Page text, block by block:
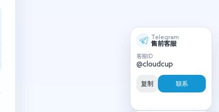
Telegram
售前客服
客服ID
@cloudcup
复制 联系